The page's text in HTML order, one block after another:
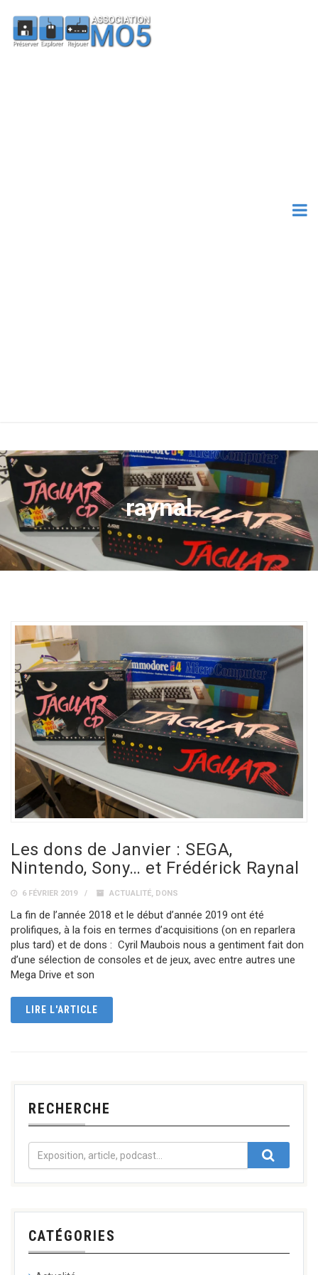
raynal
Les dons de Janvier : SEGA,
Nintendo, Sony… et Frédérick Raynal
6 FÉVRIER 2019 ACTUALITÉ, DONS
La fin de l’année 2018 et le début d’année 2019 ont été
prolifiques, à la fois en termes d’acquisitions (on en reparlera
plus tard) et de dons : Cyril Maubois nous a gentiment fait don
d’une sélection de consoles et de jeux, avec entre autres une
Mega Drive et son
LIRE L'ARTICLE
RECHERCHE
CATÉGORIES